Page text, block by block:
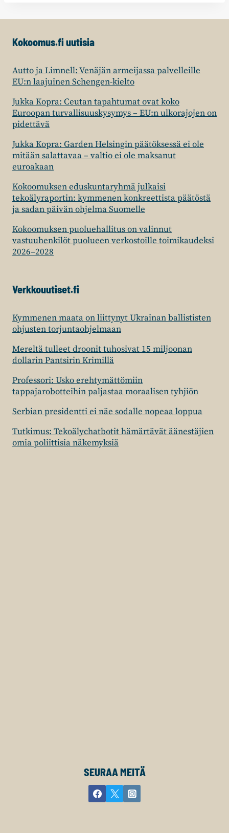
Kokoomus.fi uutisia
Autto ja Limnell: Venäjän armeijassa palvelleille
EU:n laajuinen Schengen-kielto
Jukka Kopra: Ceutan tapahtumat ovat koko
Euroopan turvallisuuskysymys – EU:n ulkorajojen on
pidettävä
Jukka Kopra: Garden Helsingin päätöksessä ei ole
mitään salattavaa – valtio ei ole maksanut
euroakaan
Kokoomuksen eduskuntaryhmä julkaisi
tekoälyraportin: kymmenen konkreettista päätöstä
ja sadan päivän ohjelma Suomelle
Kokoomuksen puoluehallitus on valinnut
vastuuhenkilöt puolueen verkostoille toimikaudeksi
2026–2028
Verkkouutiset.fi
Kymmenen maata on liittynyt Ukrainan ballististen
ohjusten torjuntaohjelmaan
Mereltä tulleet droonit tuhosivat 15 miljoonan
dollarin Pantsirin Krimillä
Professori: Usko erehtymättömiin
tappajarobotteihin paljastaa moraalisen tyhjiön
Serbian presidentti ei näe sodalle nopeaa loppua
Tutkimus: Tekoälychatbotit hämärtävät äänestäjien
omia poliittisia näkemyksiä
SEURAA MEITÄ